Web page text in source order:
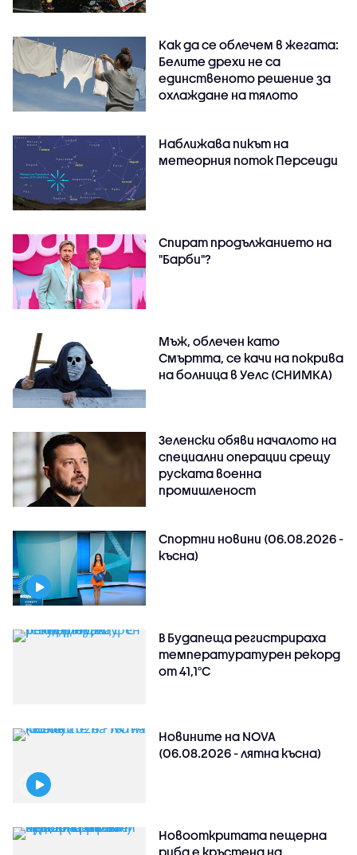
Как да се облечем в жегата:
Белите дрехи не са
единственото решение за
охлаждане на тялото
Наближава пикът на
метеорния поток Персеиди
Спират продължанието на
"Барби"?
Мъж, облечен като
Смъртта, се качи на покрива
на болница в Уелс (СНИМКА)
Зеленски обяви началото на
специални операции срещу
руската военна
промишленост
Спортни новини (06.08.2026 -
късна)
В Будапеща регистрираха
температуратурен рекорд
от 41,1°C
Новините на NOVA
(06.08.2026 - лятна късна)
Новооткритата пещерна
риба е кръстена на